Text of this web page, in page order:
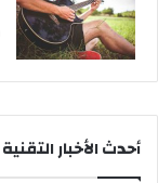
أحدث الأخبار التقنية